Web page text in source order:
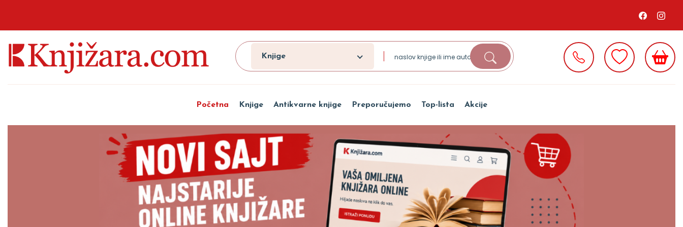
Knjige
Početna Knjige Antikvarne knjige Preporučujemo Top-lista Akcije